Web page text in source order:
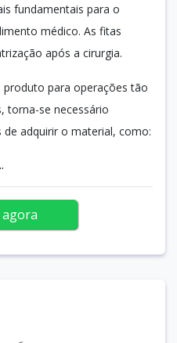
fundamentais para o
médico. As fitas
após a cirurgia.
produto para operações tão
torna-se necessário
adquirir o material, como: